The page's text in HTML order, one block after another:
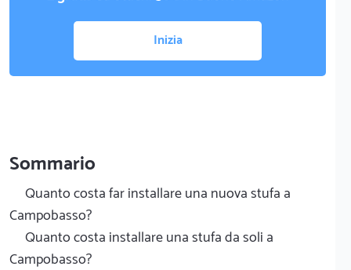
Inizia
Sommario
Quanto costa far installare una nuova stufa a
Campobasso?
Quanto costa installare una stufa da soli a
Campobasso?